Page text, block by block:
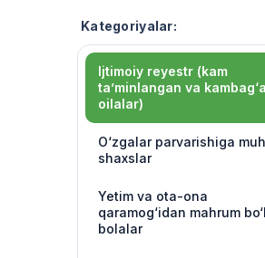
Kategoriyalar:
Ijtimoiy reyestr (kam
ta’minlangan va
oilalar)
O‘zgalar parvarishiga
shaxslar
Yetim va ota-ona
qaramog‘idan mahrum
bolalar